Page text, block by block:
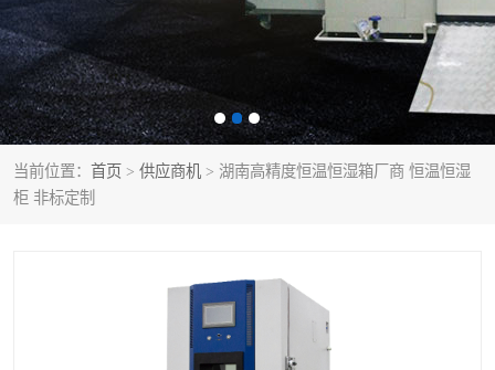
当前位置： 首页 > 供应商机 > 湖南高精度恒温恒湿箱厂商 恒温恒湿
柜 非标定制